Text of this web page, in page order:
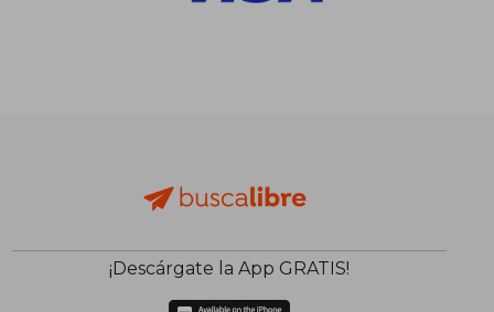
¡Descárgate la App GRATIS!